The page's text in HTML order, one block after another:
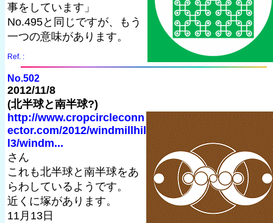
事をしています」
No.495と同じですが、もう
一つの意味があります。
Ref. :
No.502
2012/11/8
(北半球と南半球?)
http://www.cropcircleconn
ector.com/2012/windmillhil
l3/windm...
さん
これも北半球と南半球をあ
らわしているようです。
近くに塚があります。
11月13日